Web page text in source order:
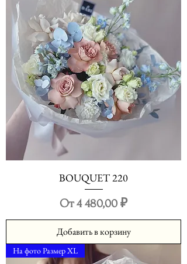
BOUQUET 220
От4 480,00 ₽
Цена со скидкой
Добавить в корзину
На фото Размер XL